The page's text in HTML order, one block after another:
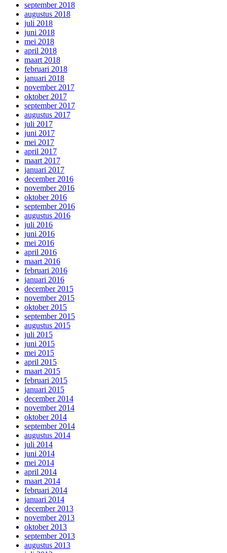
september 2018
augustus 2018
juli 2018
juni 2018
mei 2018
april 2018
maart 2018
februari 2018
januari 2018
november 2017
oktober 2017
september 2017
augustus 2017
juli 2017
juni 2017
mei 2017
april 2017
maart 2017
januari 2017
december 2016
november 2016
oktober 2016
september 2016
augustus 2016
juli 2016
juni 2016
mei 2016
april 2016
maart 2016
februari 2016
januari 2016
december 2015
november 2015
oktober 2015
september 2015
augustus 2015
juli 2015
juni 2015
mei 2015
april 2015
maart 2015
februari 2015
januari 2015
december 2014
november 2014
oktober 2014
september 2014
augustus 2014
juli 2014
juni 2014
mei 2014
april 2014
maart 2014
februari 2014
januari 2014
december 2013
november 2013
oktober 2013
september 2013
augustus 2013